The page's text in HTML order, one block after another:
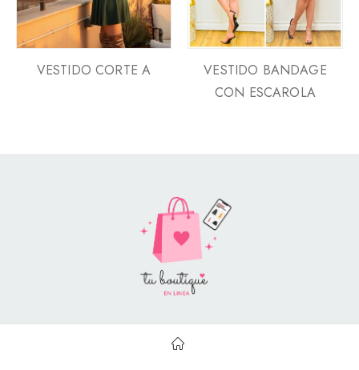
VESTIDO CORTE A
VESTIDO BANDAGE
CON ESCAROLA